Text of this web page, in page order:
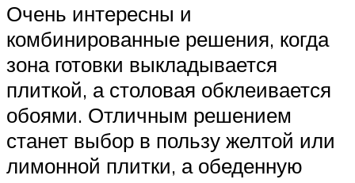
Очень интересны и
комбинированные решения, когда
зона готовки выкладывается
плиткой, а столовая обклеивается
обоями. Отличным решением
станет выбор в пользу желтой или
лимонной плитки, а обеденную